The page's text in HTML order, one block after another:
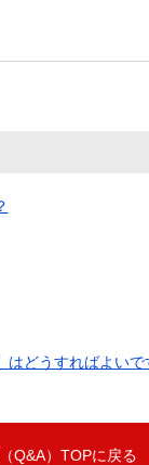
はどうすればよいで
Q&A）TOPに戻る